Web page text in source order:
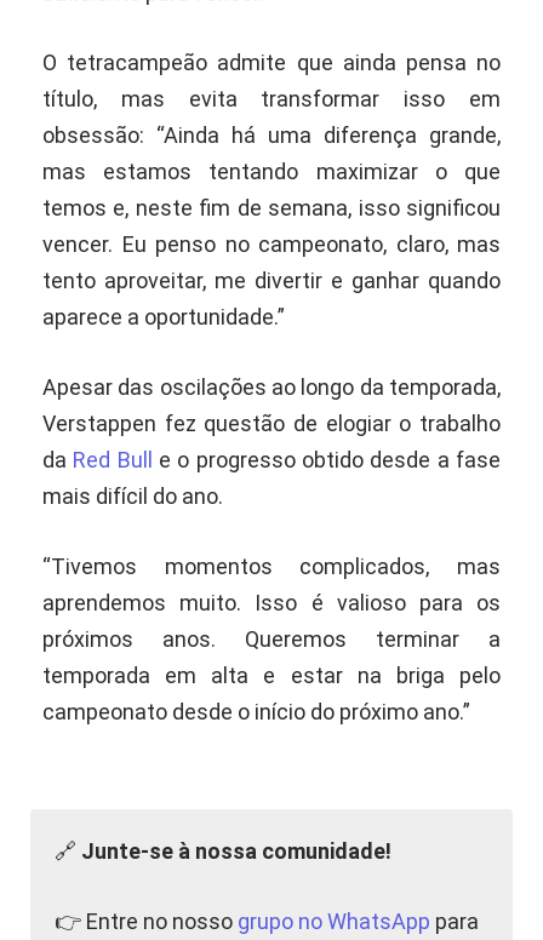
O tetracampeão admite que ainda pensa no
título, mas evita transformar isso em
obsessão: “Ainda há uma diferença grande,
mas estamos tentando maximizar o que
temos e, neste fim de semana, isso significou
vencer. Eu penso no campeonato, claro, mas
tento aproveitar, me divertir e ganhar quando
aparece a oportunidade.”
Apesar das oscilações ao longo da temporada,
Verstappen fez questão de elogiar o trabalho
da Red Bull
e o progresso obtido desde a fase
mais difícil do ano.
“Tivemos momentos complicados, mas
aprendemos muito. Isso é valioso para os
próximos anos. Queremos terminar a
temporada em alta e estar na briga pelo
campeonato desde o início do próximo ano.”
🔗 Junte-se à nossa comunidade!
👉 Entre no nosso grupo no WhatsApp para